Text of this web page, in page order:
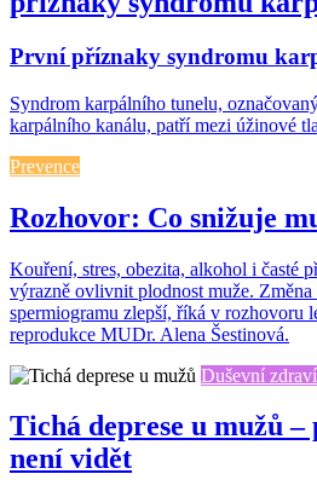
První příznaky syndromu
Syndrom karpálního tunelu,
karpálního kanálu, patří mezi úžinové tla
Prevence
Rozhovor: Co snižuje
Kouření, stres, obezita, alkohol i časté
výrazně ovlivnit plodnost muže.
spermiogramu zlepší, říká v rozhovoru
reprodukce MUDr. Alena Šestinová.
Duševní zdraví
Tichá deprese u mužů
není vidět